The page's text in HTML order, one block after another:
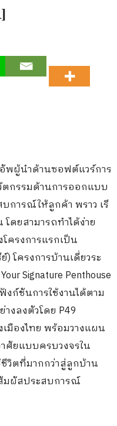
อัพผู้นำด้านซอฟต์แวร์การ
ตกรรมด้านการออกแบบ
การณ์ให้ลูกค้า พราว เรี
ดยสามารถทำได้ง่าย
ครงการแรกเป็น
) โครงการบ้านเดี่ยวระ
Signature Penthouse
งก์ชันการใช้งานได้ตาม
งลงตัวโดย P49
มืองไทย พร้อมวางแผน
ศัยแบบครบวงจรใน
วิตที่มากกว่าสู่ลูกบ้าน
สัมผัสประสบการณ์